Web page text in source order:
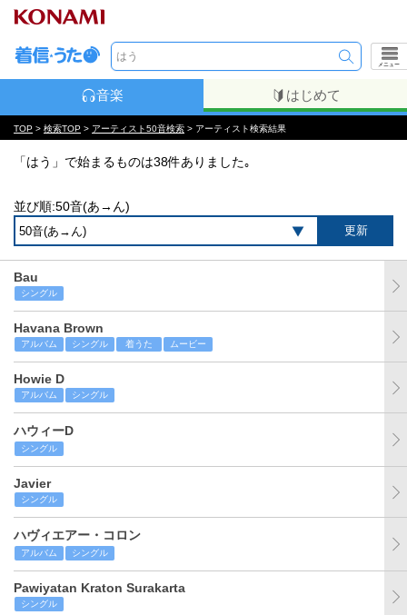
メニュー
音楽 はじめて
TOP > 検索TOP > アーティスト50音検索 > アーティスト検索結果
「はう」で始まるものは38件ありました｡
並び順:50音(あ→ん)
Bau
シングル
Havana Brown
アルバム シングル 着うた ムービー
Howie D
アルバム シングル
ハウィーD
シングル
Javier
シングル
ハヴィエアー・コロン
アルバム シングル
Pawiyatan Kraton Surakarta
シングル